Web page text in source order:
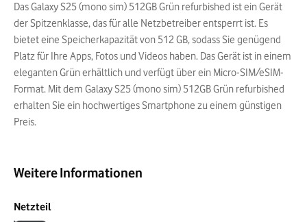
Das Galaxy S25 (mono sim) 512GB Grün refurbished ist ein Gerät
der Spitzenklasse, das für alle Netzbetreiber entsperrt ist. Es
bietet eine Speicherkapazität von 512 GB, sodass Sie genügend
Platz für Ihre Apps, Fotos und Videos haben. Das Gerät ist in einem
eleganten Grün erhältlich und verfügt über ein Micro-SIM/eSIM-
Format. Mit dem Galaxy S25 (mono sim) 512GB Grün refurbished
erhalten Sie ein hochwertiges Smartphone zu einem günstigen
Preis.
Weitere Informationen
Netzteil